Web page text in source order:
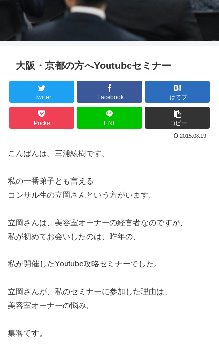
大阪・京都の方へYoutubeセミナー
Twitter Facebook はてブ
Pocket LINE コピー
2015.08.19
こんばんは。三浦紘樹です。
私の一番弟子とも言える
コンサル生の立岡さんという方がいます。
立岡さんは、美容室オーナーの経営者なのですが、
私が初めてお会いしたのは、昨年の、
私が開催したYoutube攻略セミナーでした。
立岡さんが、私のセミナーに参加した理由は、
美容室オーナーの悩み。
集客です。